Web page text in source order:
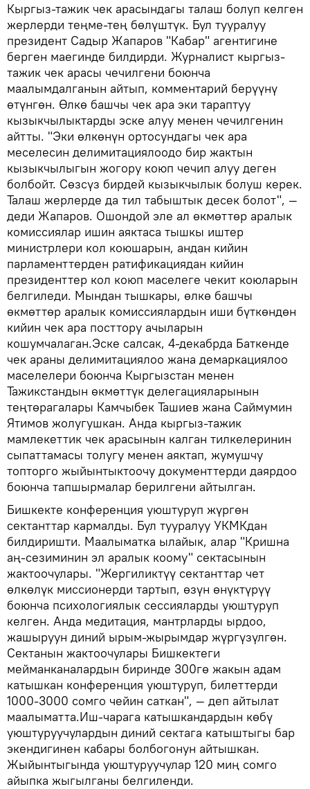
Кыргыз-тажик чек арасындагы талаш болуп келген
жерлерди теңме-тең бөлүштүк. Бул тууралуу
президент Садыр Жапаров "Кабар" агентигине
берген маегинде билдирди. Журналист кыргыз-
тажик чек арасы чечилгени боюнча
маалымдалганын айтып, комментарий берүүнү
өтүнгөн. Өлкө башчы чек ара эки тараптуу
кызыкчылыктарды эске алуу менен чечилгенин
айтты. "Эки өлкөнүн ортосундагы чек ара
меселесин делимитациялоодо бир жактын
кызыкчылыгын жогору коюп чечип алуу деген
болбойт. Сөзсүз бирдей кызыкчылык болуш керек.
Талаш жерлерде да тил табыштык десек болот", —
деди Жапаров. Ошондой эле ал өкмөттөр аралык
комиссиялар ишин аяктаса тышкы иштер
министрлери кол коюшарын, андан кийин
парламенттерден ратификациядан кийин
президенттер кол коюп маселеге чекит коюларын
белгиледи. Мындан тышкары, өлкө башчы
өкмөттөр аралык комиссиялардын иши бүткөндөн
кийин чек ара посттору ачыларын
кошумчалаган.Эске салсак, 4-декабрда Баткенде
чек араны делимитациялоо жана демаркациялоо
маселелери боюнча Кыргызстан менен
Тажикстандын өкмөттүк делегацияларынын
теңтөрагалары Камчыбек Ташиев жана Саймумин
Ятимов жолугушкан. Анда кыргыз-тажик
мамлекеттик чек арасынын калган тилкелеринин
сыпаттамасы толугу менен аяктап, жумушчу
топторго жыйынтыктоочу документтерди даярдоо
боюнча тапшырмалар берилгени айтылган.
Бишкекте конференция уюштуруп жүргөн
сектанттар кармалды. Бул тууралуу УКМКдан
билдиришти. Маалыматка ылайык, алар "Кришна
аң-сезиминин эл аралык коому" сектасынын
жактоочулары. "Жергиликтүү сектанттар чет
өлкөлүк миссионерди тартып, өзүн өнүктүрүү
боюнча психологиялык сессияларды уюштуруп
келген. Анда медитация, мантрларды ырдоо,
жашыруун диний ырым-жырымдар жүргүзүлгөн.
Сектанын жактоочулары Бишкектеги
мейманканалардын биринде 300гө жакын адам
катышкан конференция уюштуруп, билеттерди
1000-3000 сомго чейин саткан", — деп айтылат
маалыматта.Иш-чарага катышкандардын көбү
уюштуруучулардын диний сектага катыштыгы бар
экендигинен кабары болбогонун айтышкан.
Жыйынтыгында уюштуруучулар 120 миң сомго
айыпка жыгылганы белгиленди.